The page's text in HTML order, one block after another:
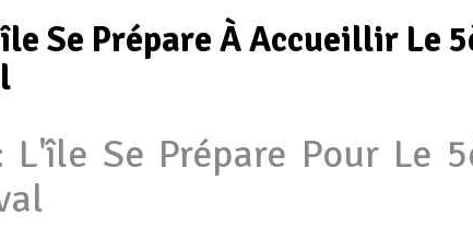
Se Prépare À Accueillir Le
L'île Se Prépare Pour Le